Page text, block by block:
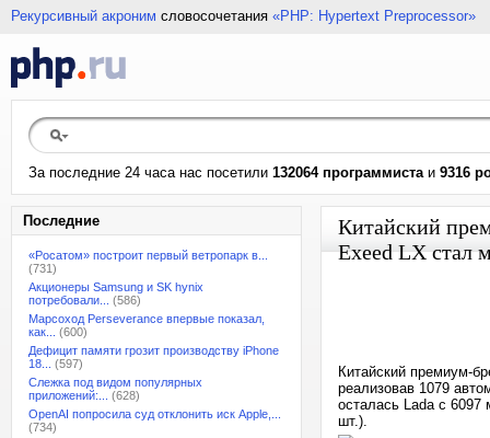
Рекурсивный акроним словосочетания «PHP: Hypertext Preprocessor»
За последние 24 часа нас посетили 132064 программистаи 9316
Последние
«Росатом» построит первый ветропарк в...
(731)
Акционеры Samsung и SK hynix
потребовали...
(586)
Марсоход Perseverance впервые показал,
как...
(600)
Дефицит памяти грозит производству iPhone
18...
(597)
Слежка под видом популярных
приложений:...
(628)
OpenAI попросила суд отклонить иск Apple,...
(734)
Китайский
Exeed LX стал
Китайский премиум-
реализовав 1079
осталась Lada с
шт.).